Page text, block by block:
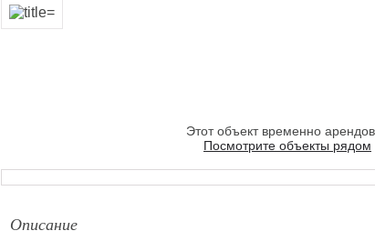
Этот объект временно
Посмотрите объекты рядом
Описание